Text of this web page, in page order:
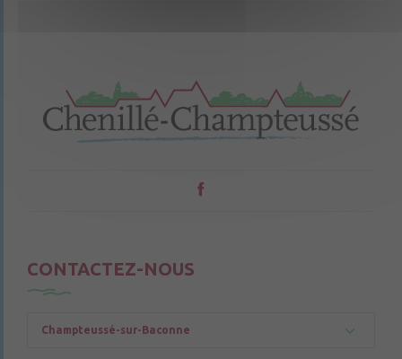
CONTACTEZ-NOUS
Champteussé-sur-Baconne